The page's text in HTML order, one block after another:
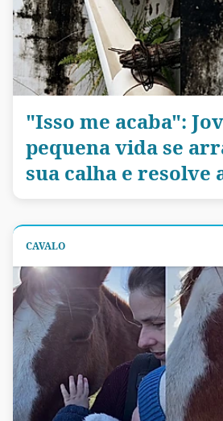
"Isso me acaba":
pequena vida se
sua calha e resolve
CAVALO